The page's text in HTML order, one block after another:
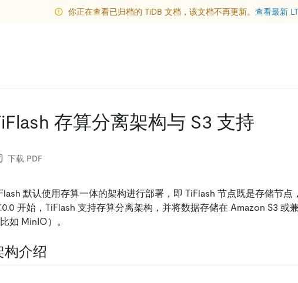
你正在查看已归档的 TiDB 文档，该文档不再更新。 查看最新
存算分离架构与 S3 支持
下载 PDF
默认使用存算一体的架构进行部署，即 TiFlash 节点既是存储节点
开始，TiFlash 支持存算分离架构，并将数据存储在 Amazon S3 或
比如 MinIO）。
构介绍